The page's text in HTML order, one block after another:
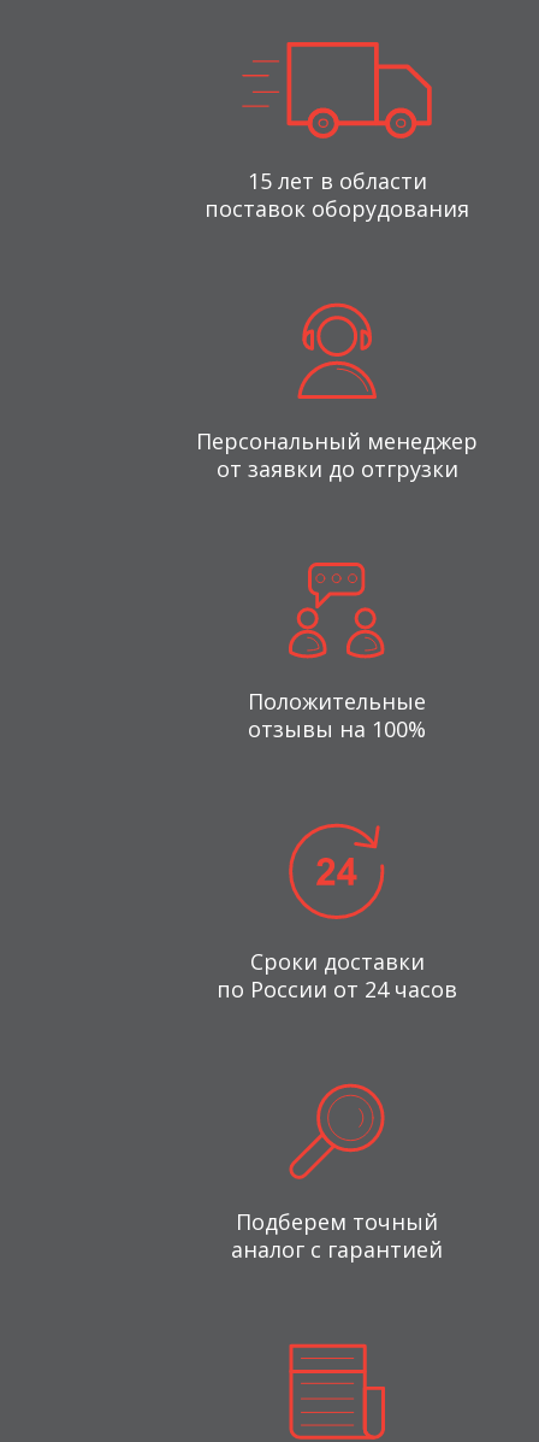
15 лет в области
поставок оборудования
Персональный менеджер
от заявки до отгрузки
Положительные
отзывы на 100%
Сроки доставки
по России от 24 часов
Подберем точный
аналог с гарантией